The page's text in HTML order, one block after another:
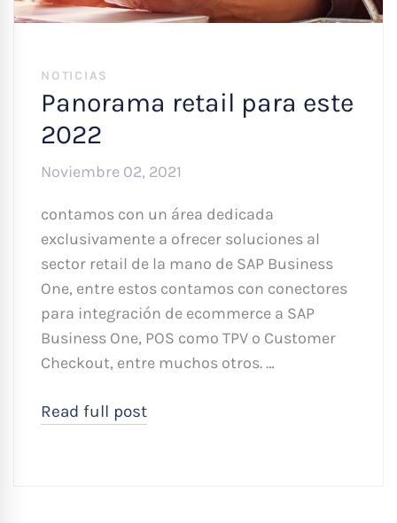
NOTICIAS
Panorama retail para este
2022
Noviembre 02, 2021
contamos con un área dedicada
exclusivamente a ofrecer soluciones al
sector retail de la mano de SAP Business
One, entre estos contamos con conectores
para integración de ecommerce a SAP
Business One, POS como TPV o Customer
Checkout, entre muchos otros. …
Read full post